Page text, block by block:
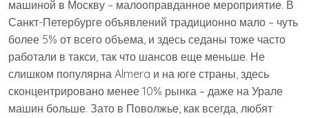
машиной в Москву – малооправданное мероприятие. В
Санкт-Петербурге объявлений традиционно мало – чуть
более 5% от всего объема, и здесь седаны тоже часто
работали в такси, так что шансов еще меньше. Не
слишком популярна Almera и на юге страны, здесь
сконцентрировано менее 10% рынка – даже на Урале
машин больше. Зато в Поволжье, как всегда, любят